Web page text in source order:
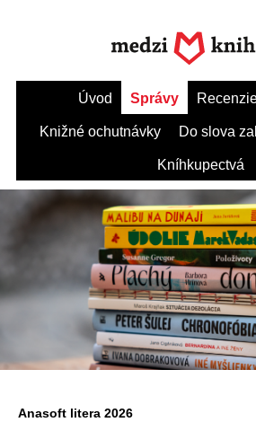
Úvod Správy
Knižné ochutnávky Do slova
Kníhkupectvá
Anasoft litera 2026